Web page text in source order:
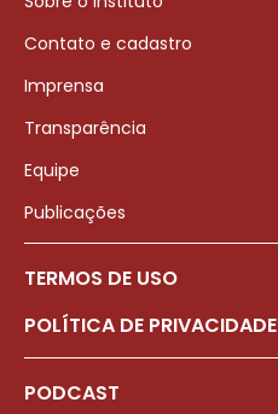
Contato e cadastro
Imprensa
Transparência
Equipe
Publicações
TERMOS DE USO
POLÍTICA DE PRIVACIDADE
PODCAST